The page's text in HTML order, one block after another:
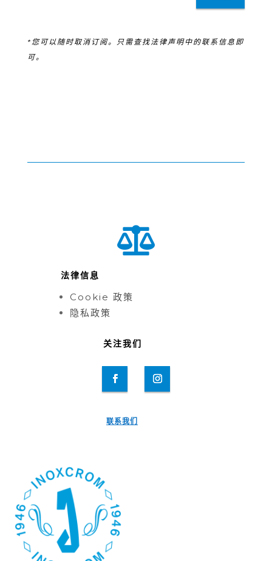
*您可以随时取消订阅。只需查找法律声明中的联系信息即
可。

法律信息
Cookie 政策
隐私政策
关注我们
联系我们